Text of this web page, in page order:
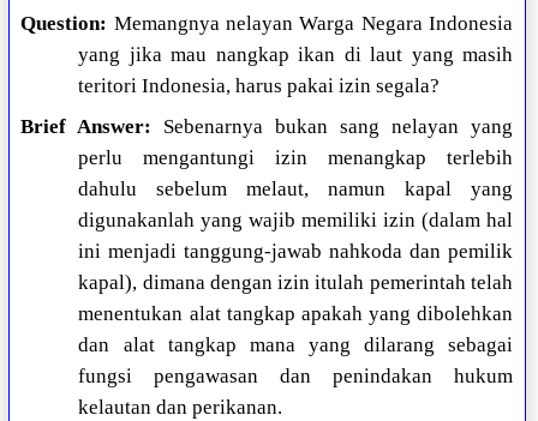
Question: Memangnya nelayan Warga Negara Indonesia
yang jika mau nangkap ikan di laut yang masih
teritori Indonesia, harus pakai izin segala?
Brief Answer: Sebenarnya bukan sang nelayan yang
perlu mengantungi izin menangkap terlebih
dahulu sebelum melaut, namun kapal yang
digunakanlah yang wajib memiliki izin (dalam hal
ini menjadi tanggung-jawab nahkoda dan pemilik
kapal), dimana dengan izin itulah pemerintah telah
menentukan alat tangkap apakah yang dibolehkan
dan alat tangkap mana yang dilarang sebagai
fungsi pengawasan dan penindakan hukum
kelautan dan perikanan.